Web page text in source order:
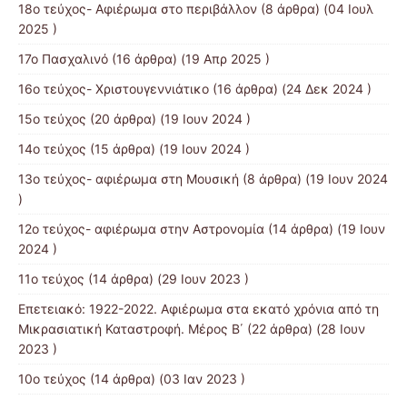
18ο τεύχος- Αφιέρωμα στο περιβάλλον (8 άρθρα) (04 Ιουλ
2025 )
17ο Πασχαλινό (16 άρθρα) (19 Απρ 2025 )
16ο τεύχος- Χριστουγεννιάτικο (16 άρθρα) (24 Δεκ 2024 )
15ο τεύχος (20 άρθρα) (19 Ιουν 2024 )
14ο τεύχος (15 άρθρα) (19 Ιουν 2024 )
13o τεύχος- αφιέρωμα στη Μουσική (8 άρθρα) (19 Ιουν 2024
)
12o τεύχος- αφιέρωμα στην Αστρονομία (14 άρθρα) (19 Ιουν
2024 )
11ο τεύχος (14 άρθρα) (29 Ιουν 2023 )
Επετειακό: 1922-2022. Αφιέρωμα στα εκατό χρόνια από τη
Μικρασιατική Καταστροφή. Μέρος B΄ (22 άρθρα) (28 Ιουν
2023 )
10ο τεύχος (14 άρθρα) (03 Ιαν 2023 )